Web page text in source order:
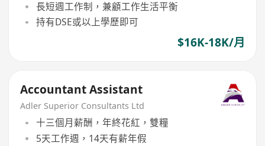
長短週工作制，兼顧工作生活平衡
持有DSE或以上學歷即可
$16K-18K/月
Accountant Assistant
Adler Superior Consultants Ltd
十三個月薪酬，年終花紅，雙糧
5天工作週，14天有薪年假